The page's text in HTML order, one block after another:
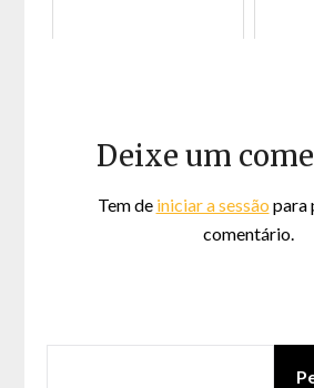
Deixe um
Tem de iniciar a sessão para
comentário.